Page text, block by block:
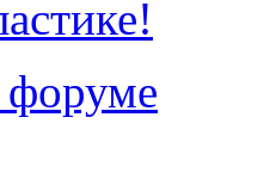
форуме